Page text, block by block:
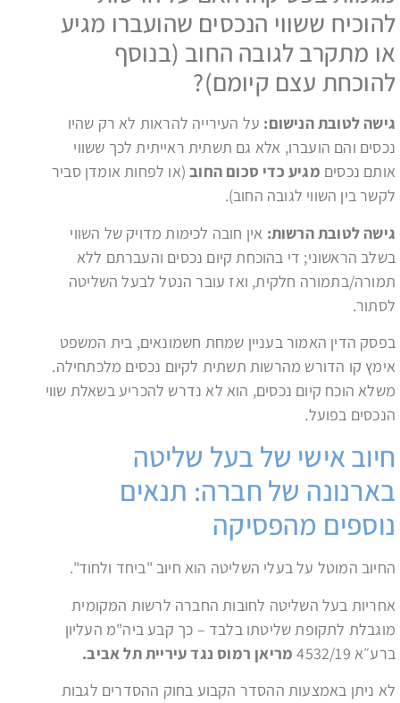
להוכיח ששווי הנכסים שהועברו מגיע
או מתקרב לגובה החוב (בנוסף
להוכחת עצם קיומם)?
גישה לטובת הנישום: על העירייה להראות לא רק שהיו
נכסים והם הועברו, אלא גם תשתית ראייתית לכך ששווי
אותם נכסים מגיע כדי סכום החוב(או לפחות אומדן סביר
לקשר בין השווי לגובה החוב).
גישה לטובת הרשות: אין חובה לכימות מדויק של השווי
בשלב הראשוני; די בהוכחת קיום נכסים והעברתם ללא
תמורה/בתמורה חלקית, ואז עובר הנטל לבעל השליטה
לסתור.
בפסק הדין האמור בעניין שמחת חשמונאים, בית המשפט
אימץ קו הדורש מהרשות תשתית לקיום נכסים מלכתחילה.
משלא הוכח קיום נכסים, הוא לא נדרש להכריע בשאלת שווי
הנכסים בפועל.
חיוב אישי של בעל שליטה
בארנונה של חברה: תנאים
נוספים מהפסיקה
החיוב המוטל על בעלי השליטה הוא חיוב "ביחד ולחוד".
אחריות בעל השליטה לחובות החברה לרשות המקומית
מוגבלת לתקופת שליטתו בלבד – כך קבע ביה"מ העליון
ברע״א 4532/19
מריאן רמוס נגד עיריית תל אביב.
לא ניתן באמצעות ההסדר הקבוע בחוק ההסדרים לגבות